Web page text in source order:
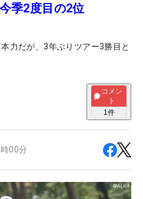
季2度目の2位
力だが、3年ぶりツアー3勝目と
コメン
ト
1件
00分